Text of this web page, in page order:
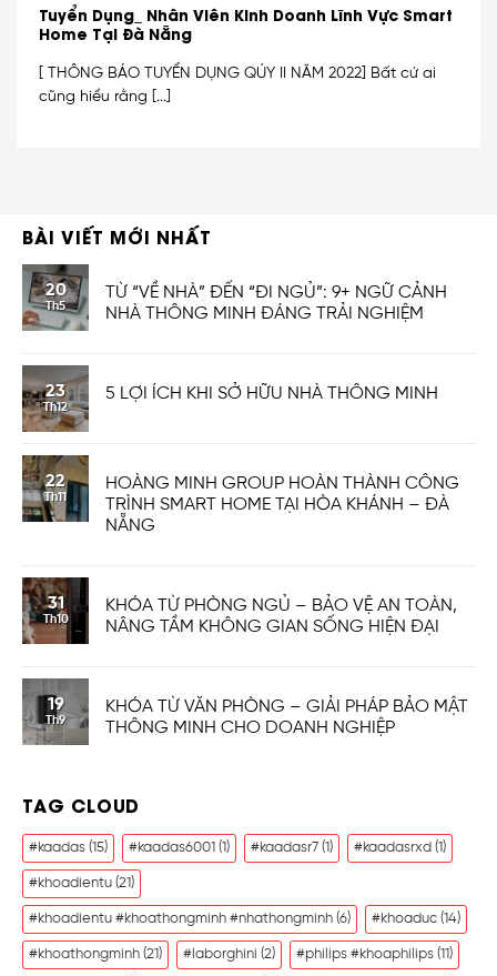
Tuyển Dụng_ Nhân Viên Kinh Doanh Lĩnh Vực Smart
Home Tại Đà Nẵng
[ THÔNG BÁO TUYỂN DỤNG QÚY II NĂM 2022] Bất cứ ai
cũng hiểu rằng [...]
BÀI VIẾT MỚI NHẤT
20
Th5
TỪ “VỀ NHÀ” ĐẾN “ĐI NGỦ”: 9+ NGỮ CẢNH
NHÀ THÔNG MINH ĐÁNG TRẢI NGHIỆM
23
Th12
5 LỢI ÍCH KHI SỞ HỮU NHÀ THÔNG MINH
22
Th11
HOÀNG MINH GROUP HOÀN THÀNH CÔNG
TRÌNH SMART HOME TẠI HÒA KHÁNH – ĐÀ
NẴNG
31
Th10
KHÓA TỪ PHÒNG NGỦ – BẢO VỆ AN TOÀN,
NÂNG TẦM KHÔNG GIAN SỐNG HIỆN ĐẠI
19
Th9
KHÓA TỪ VĂN PHÒNG – GIẢI PHÁP BẢO MẬT
THÔNG MINH CHO DOANH NGHIỆP
TAG CLOUD
#kaadas (15) #kaadas6001 (1) #kaadasr7 (1) #kaadasrxd (1)
#khoadientu (21)
#khoadientu #khoathongminh #nhathongminh (6) #khoaduc (14)
#khoathongminh (21) #laborghini (2) #philips #khoaphilips (11)